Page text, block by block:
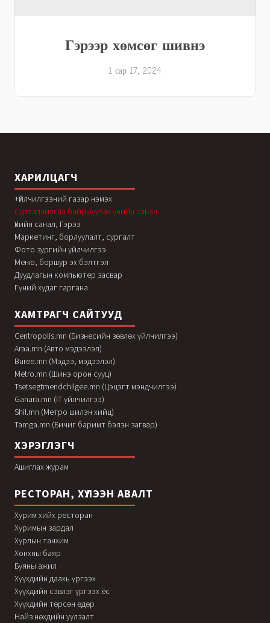
Гэрээр хөмсөг шивнэ
1 сар 17, 2024
ХАРИЛЦАГЧ
+Үйлчилгээний газар нэмэх
Сурталчилгаа байршуулах үнийн санал
Үнийн санал, Гэрээ
Маркетинг, борлуулалт, сургалт
Фото зургийн үйлчилгээ
Меню, боршур эх бэлтгэл
Дуудлагын компьютер засвар
Гүний худаг гаргана
ХАМТРАГЧ САЙТУУД
Centropolis.mn (Бизнесийн зөвлөх үйлчилгээ)
Araa.mn (Авто мэдээлэл)
Buree.mn (Мэдээ, мэдээлэл)
Metro.mn (Шинэ орон сууц)
Tsetsegtmendchilgee.mn (Цэцэгт мэндчилгээ)
Ganara.mn (IT үйлчилгээ)
Shil.mn (Метро шилэн хийц)
Tamga.mn (Бичиг баримт бэлэн загвар)
ХЭРЭГЛЭГЧ
Ашиглах журам
РЕСТОРАН, ХҮЛЭЭН АВАЛТ
Хурим хийх ресторан
Хуримын зардал
Хурлын танхим
Хонхны баяр
Буяны ажил
Хүүхдийн даахь үргээх
Хүүхдийн сэвлэг үргээх ёс
Хүүхдийн төрсөн өдөр
Найз нөхдийн уулзалт